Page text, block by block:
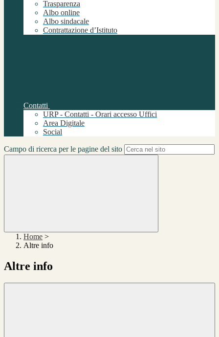
Trasparenza
Albo online
Albo sindacale
Contrattazione d’Istituto
Contatti
URP - Contatti - Orari accesso Uffici
Area Digitale
Social
Campo di ricerca per le pagine del sito
Home >
Altre info
Altre info